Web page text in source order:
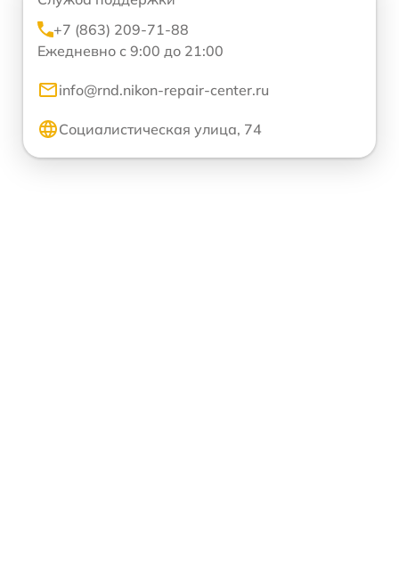
+7 (863) 209-71-88
Ежедневно с 9:00 до 21:00
info@rnd.nikon-repair-center.ru
Социалистическая улица, 74